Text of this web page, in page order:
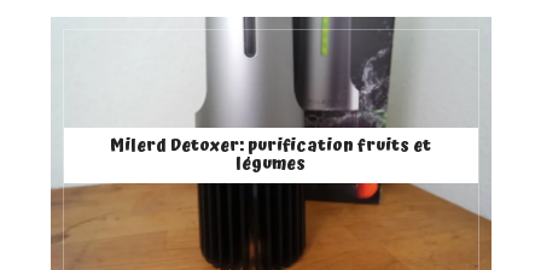
Milerd Detoxer: purification fruits et
légumes